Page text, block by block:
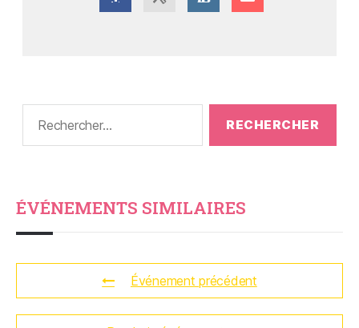
ÉVÉNEMENTS SIMILAIRES
Événement précédent